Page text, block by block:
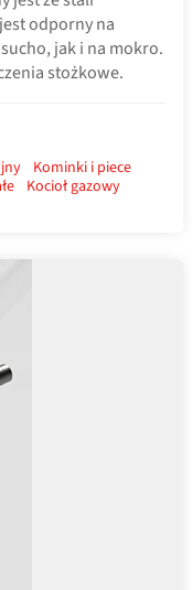
odporny na
jak i na mokro.
stożkowe.
Kominki i piece
Kocioł gazowy